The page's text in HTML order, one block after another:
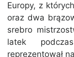
Europy, z
oraz dwa
srebro
latek
reprezentował